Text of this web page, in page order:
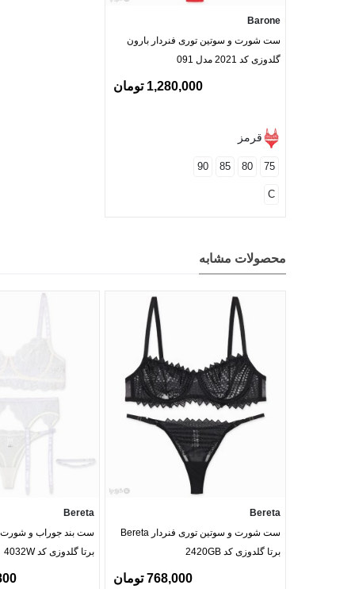
Barone
ست شورت و سوتین توری فنردار بارون
گلدوزی کد 2021 مدل 091
1,280,000 تومان
قرمز
75
80
85
90
C
محصولات مشابه
Bereta
ست شورت و سوتین توری فنردار Bereta
برتا گلدوزی کد 2420GB
768,000 تومان
Bereta
برتا گلدوزی کد 4032W